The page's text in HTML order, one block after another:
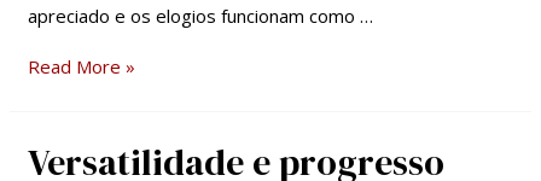
apreciado e os elogios funcionam como …
Read More »
Versatilidade e progresso
Versatilidade